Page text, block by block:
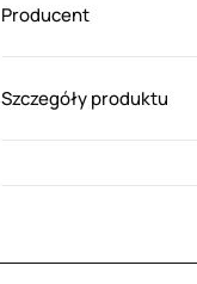
Producent
Szczegóły produktu